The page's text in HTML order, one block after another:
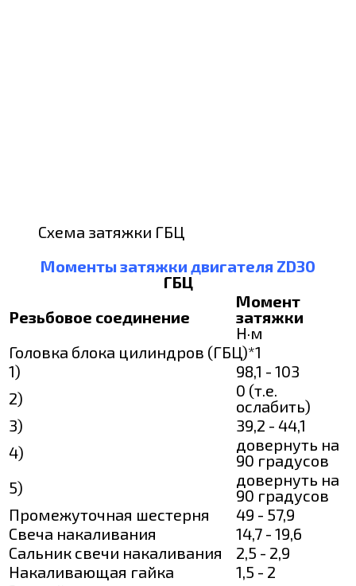
Схема затяжки ГБЦ
Моменты затяжки двигателя ZD30
ГБЦ
Резьбовое соединение
Момент
затяжки
Н·м
Головка блока цилиндров (ГБЦ)*1
1)
98,1 - 103
2)
0 (т.е.
ослабить)
3)
39,2 - 44,1
4)
довернуть на
90 градусов
5)
довернуть на
90 градусов
Промежуточная шестерня
49 - 57,9
Свеча накаливания
14,7 - 19,6
Сальник свечи накаливания
2,5 - 2,9
Накаливающая гайка
1,5 - 2